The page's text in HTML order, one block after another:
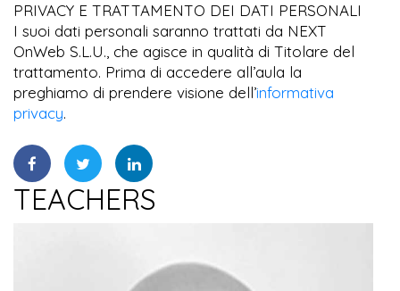
PRIVACY E TRATTAMENTO DEI DATI PERSONALI
I suoi dati personali saranno trattati da NEXT
OnWeb S.L.U., che agisce in qualità di Titolare del
trattamento. Prima di accedere all’aula la
preghiamo di prendere visione dell’informativa
privacy.
TEACHERS